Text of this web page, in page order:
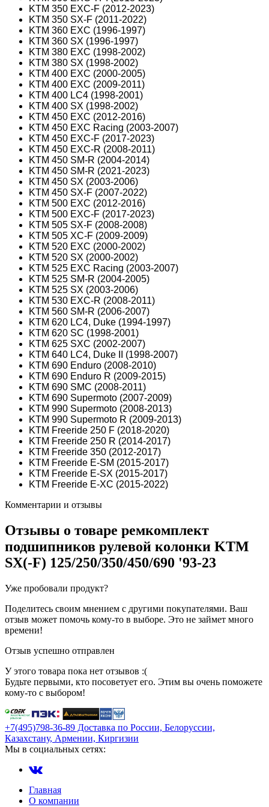
KTM 350 EXC-F (2012-2023)
KTM 350 SX-F (2011-2022)
KTM 360 EXC (1996-1997)
KTM 360 SX (1996-1997)
KTM 380 EXC (1998-2002)
KTM 380 SX (1998-2002)
KTM 400 EXC (2000-2005)
KTM 400 EXC (2009-2011)
KTM 400 LC4 (1998-2001)
KTM 400 SX (1998-2002)
KTM 450 EXC (2012-2016)
KTM 450 EXC Racing (2003-2007)
KTM 450 EXC-F (2017-2023)
KTM 450 EXC-R (2008-2011)
KTM 450 SM-R (2004-2014)
KTM 450 SM-R (2021-2023)
KTM 450 SX (2003-2006)
KTM 450 SX-F (2007-2022)
KTM 500 EXC (2012-2016)
KTM 500 EXC-F (2017-2023)
KTM 505 SX-F (2008-2008)
KTM 505 XC-F (2009-2009)
KTM 520 EXC (2000-2002)
KTM 520 SX (2000-2002)
KTM 525 EXC Racing (2003-2007)
KTM 525 SM-R (2004-2005)
KTM 525 SX (2003-2006)
KTM 530 EXC-R (2008-2011)
KTM 560 SM-R (2006-2007)
KTM 620 LC4, Duke (1994-1997)
KTM 620 SC (1998-2001)
KTM 625 SXC (2002-2007)
KTM 640 LC4, Duke II (1998-2007)
KTM 690 Enduro (2008-2010)
KTM 690 Enduro R (2009-2015)
KTM 690 SMC (2008-2011)
KTM 690 Supermoto (2007-2009)
KTM 990 Supermoto (2008-2013)
KTM 990 Supermoto R (2009-2013)
KTM Freeride 250 F (2018-2020)
KTM Freeride 250 R (2014-2017)
KTM Freeride 350 (2012-2017)
KTM Freeride E-SM (2015-2017)
KTM Freeride E-SX (2015-2017)
KTM Freeride E-XC (2015-2022)
Комментарии и отзывы
Отзывы о товаре ремкомплект
подшипников рулевой колонки KTM
SX(-F) 125/250/350/450/690 '93-23
Уже пробовали продукт?
Поделитесь своим мнением с другими покупателями. Ваш
отзыв может помочь кому-то в выборе. Это не займет много
времени!
Отзыв успешно отправлен
У этого товара пока нет отзывов :(
Будьте первыми, кто посоветует его. Этим вы очень поможете
кому-то с выбором!
+7(495)798-36-89 Доставка по России, Белоруссии,
Казахстану, Армении, Киргизии
Мы в социальных сетях:
Главная
О компании